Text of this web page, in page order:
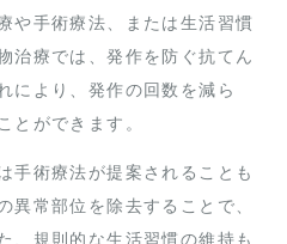
や手術療法、または生活習慣
治療では、発作を防ぐ抗てん
により、発作の回数を減ら
とができます。
手術療法が提案されることも
異常部位を除去することで、
、規則的な生活習慣の維持も